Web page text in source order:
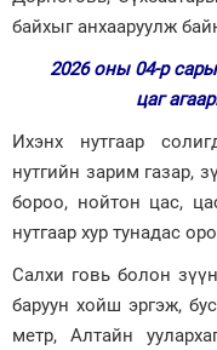
байхыг анхааруулж
2026 оны 04-р
цаг
Ихэнх нутгаар
нутгийн зарим газар,
бороо, нойтон цас,
нутгаар хур тунадас
Салхи говь болон
баруун хойш эргэж,
метр, Алтайн